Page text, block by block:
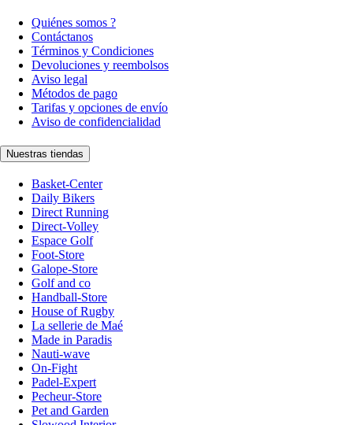
Quiénes somos ?
Contáctanos
Términos y Condiciones
Devoluciones y reembolsos
Aviso legal
Métodos de pago
Tarifas y opciones de envío
Aviso de confidencialidad
Nuestras tiendas
Basket-Center
Daily Bikers
Direct Running
Direct-Volley
Espace Golf
Foot-Store
Galope-Store
Golf and co
Handball-Store
House of Rugby
La sellerie de Maé
Made in Paradis
Nauti-wave
On-Fight
Padel-Expert
Pecheur-Store
Pet and Garden